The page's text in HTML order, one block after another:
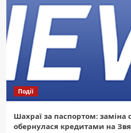
Події
Шахраї за паспортом: заміна
обернулася кредитами на